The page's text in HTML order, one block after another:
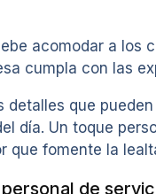
acomodar a
cumpla con las
que
día. Un toque
que fomente la
de